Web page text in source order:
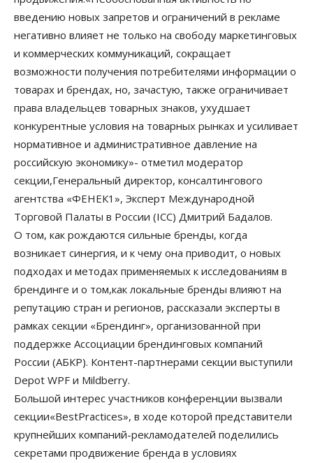
введению новых запретов и ограничений в рекламе
негативно влияет не только на свободу маркетинговых
и коммерческих коммуникаций, сокращает
возможности получения потребителями информации о
товарах и брендах, но, зачастую, также ограничивает
права владельцев товарных знаков, ухудшает
конкурентные условия на товарных рынках и усиливает
нормативное и административное давление на
российскую экономику»- отметил модератор
секции,Генеральный директор, консалтингового
агентства «ФЕНЕК1», Эксперт Международной
Торговой Палаты в России (ICC) Дмитрий Бадалов.
О том, как рождаются сильные бренды, когда
возникает синергия, и к чему она приводит, о новых
подходах и методах применяемых к исследованиям в
брендинге и о том,как локальные бренды влияют на
репутацию стран и регионов, рассказали эксперты в
рамках секции «Брендинг», организованной при
поддержке Ассоциации брендинговых компаний
России (АБКР). Контент-партнерами секции выступили
Depot WPF и Mildberry.
Большой интерес участников конференции вызвали
секции«BestPractices», в ходе которой представители
крупнейших компаний-рекламодателей поделились
секретами продвижение бренда в условиях